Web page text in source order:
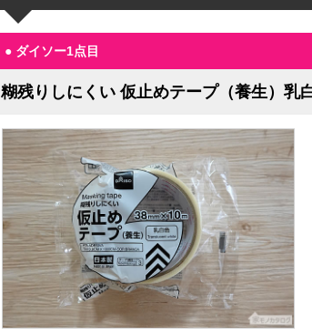
● ダイソー1点目
糊残りしにくい 仮止めテープ（養生）乳